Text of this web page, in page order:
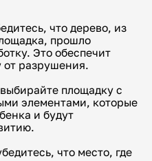
что дерево, из
прошло
Это обеспечит
от разрушения.
площадку с
элементами, которые
и будут
что место, где